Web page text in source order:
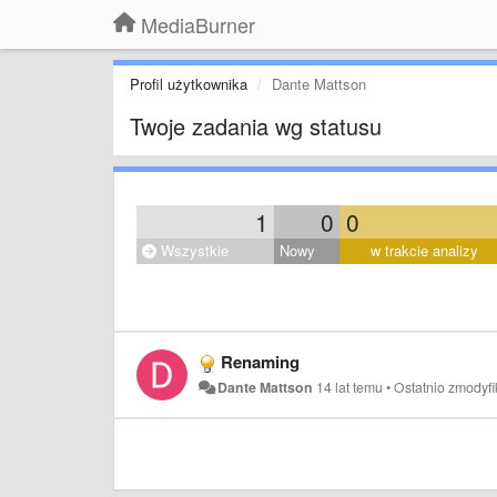
MediaBurner
Profil użytkownika Dante Mattson
Twoje zadania wg statusu
1 0 0
Wszystkie Nowy w trakcie analizy
Renaming
Dante Mattson 14 lat temu •Ostatnio